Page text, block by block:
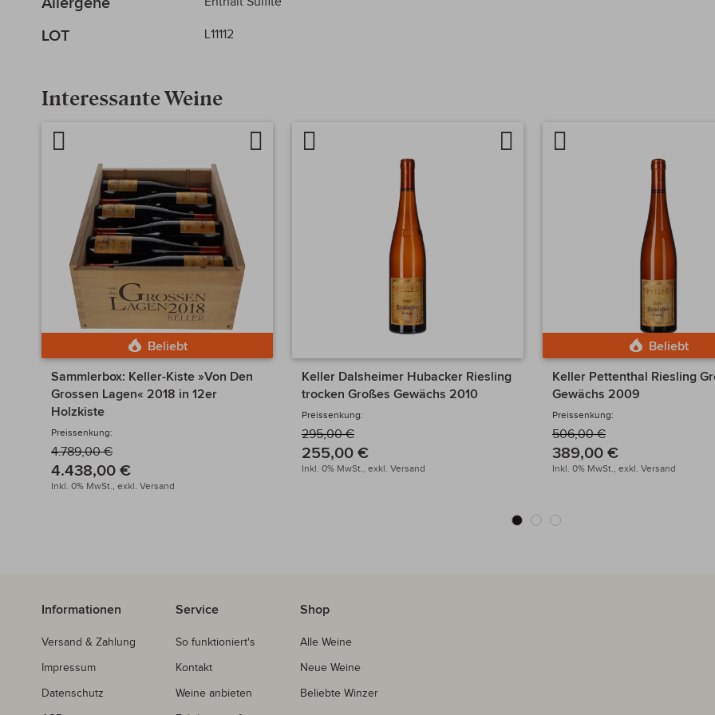
LOT L11112
Interessante Weine
Beliebt
Sammlerbox: Keller-Kiste »Von Den
Grossen Lagen« 2018 in 12er
Holzkiste
Preissenkung:
4.789,00 €
4.438,00 €
Inkl. 0% MwSt., exkl. Versand
Keller Dalsheimer Hubacker Riesling
trocken Großes Gewächs 2010
Preissenkung:
295,00 €
255,00 €
Inkl. 0% MwSt., exkl. Versand
Beliebt
Keller Pettenthal Riesling
Gewächs 2009
Preissenkung:
506,00 €
389,00 €
Inkl. 0% MwSt., exkl. Versand
Informationen
Versand & Zahlung
Impressum
Datenschutz
Service
So funktioniert's
Kontakt
Weine anbieten
Shop
Alle Weine
Neue Weine
Beliebte Winzer